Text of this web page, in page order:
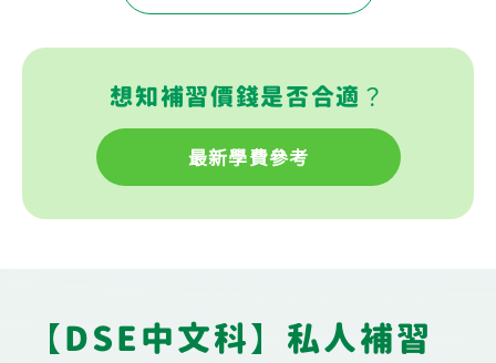
想知補習價錢是否合適？
最新學費參考
【DSE中文科】私人補習